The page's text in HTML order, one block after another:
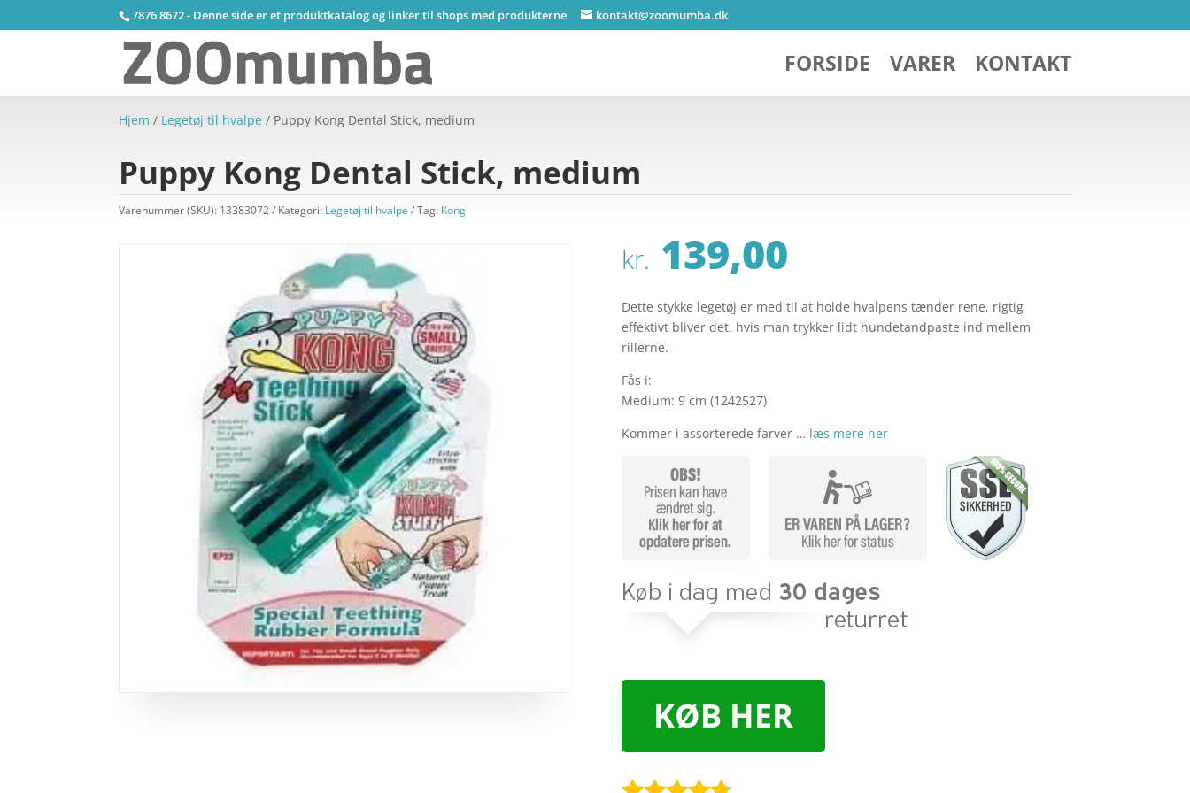
7876 8672 - Denne side er et produktkatalog og linker til shops med produkterne kontakt@zoomumba.dk
FORSIDE VARER KONTAKT
Hjem / Legetøj til hvalpe / Puppy Kong Dental Stick, medium
Puppy Kong Dental Stick, medium
Varenummer (SKU): 13383072 Kategori: Legetøj til hvalpe Tag: Kong
kr. 139,00
Dette stykke legetøj er med til at holde hvalpens tænder rene, rigtig
effektivt bliver det, hvis man trykker lidt hundetandpaste ind mellem
rillerne.
Fås i:
Medium: 9 cm (1242527)
Kommer i assorterede farver … læs mere her
KØB HER